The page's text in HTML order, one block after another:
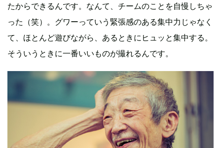
たからできるんです。なんて、チームのことを自慢しちゃ
った（笑）。グワーっていう緊張感のある集中力じゃなく
て、ほとんど遊びながら、あるときにヒュッと集中する。
そういうときに一番いいものが撮れるんです。